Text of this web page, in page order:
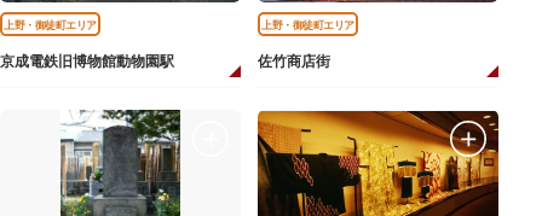
上野・御徒町エリア
京成電鉄旧博物館動物園駅
上野・御徒町エリア
佐竹商店街